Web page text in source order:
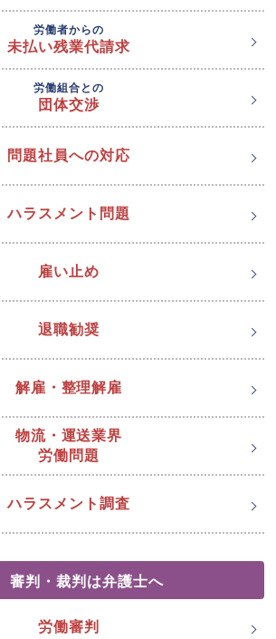
労働者からの
未払い残業代請求
労働組合との
団体交渉
問題社員への対応
ハラスメント問題
雇い止め
退職勧奨
解雇・整理解雇
物流・運送業界
労働問題
ハラスメント調査
審判・裁判は弁護士へ
労働審判